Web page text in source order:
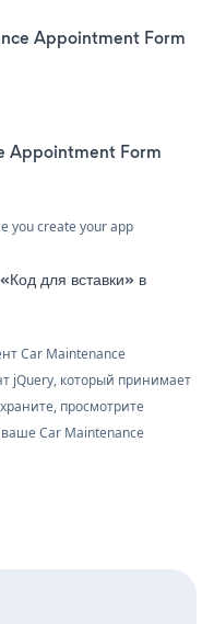
Appointment Form
Appointment Form
you create your app
для вставки» в
Car Maintenance
jQuery, который принимает
просмотрите
Car Maintenance